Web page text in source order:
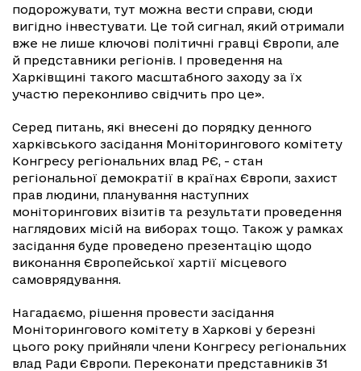
подорожувати, тут можна вести справи, сюди
вигідно інвестувати. Це той сигнал, який отримали
вже не лише ключові політичні гравці Європи, але
й представники регіонів. І проведення на
Харківщині такого масштабного заходу за їх
участю переконливо свідчить про це».
Серед питань, які внесені до порядку денного
харківського засідання Моніторингового комітету
Конгресу регіональних влад РЄ, - стан
регіональної демократії в країнах Європи, захист
прав людини, планування наступних
моніторингових візитів та результати проведення
наглядових місій на виборах тощо. Також у рамках
засідання буде проведено презентацію щодо
виконання Європейської хартії місцевого
самоврядування.
Нагадаємо, рішення провести засідання
Моніторингового комітету в Харкові у березні
цього року прийняли члени Конгресу регіональних
влад Ради Європи. Переконати представників 31